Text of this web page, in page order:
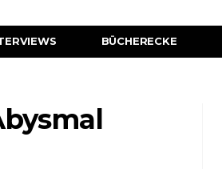
BÜCHERECKE